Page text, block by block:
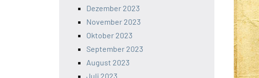
Dezember 2023
November 2023
Oktober 2023
September 2023
August 2023
Juli 2023